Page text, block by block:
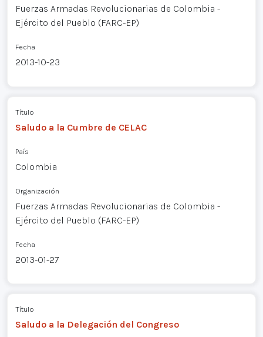
Fuerzas Armadas Revolucionarias de Colombia -
Ejército del Pueblo (FARC-EP)
Fecha
2013-10-23
Título
Saludo a la Cumbre de CELAC
País
Colombia
Organización
Fuerzas Armadas Revolucionarias de Colombia -
Ejército del Pueblo (FARC-EP)
Fecha
2013-01-27
Título
Saludo a la Delegación del Congreso